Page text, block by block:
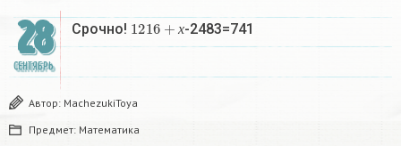
28
СЕНТЯБРЬ
Срочно! х
1216+х -2483=741
Автор: MachezukiToya
Предмет: Математика